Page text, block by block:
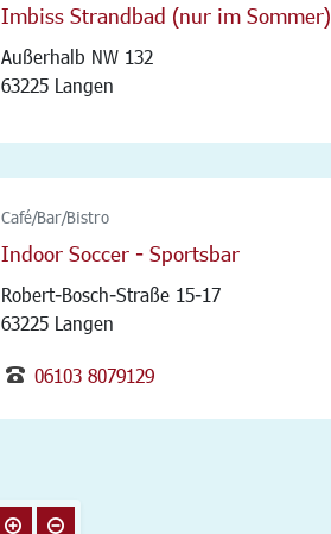
Imbiss Strandbad (nur im Sommer)
Außerhalb NW 132
63225 Langen
Café/Bar/Bistro
Indoor Soccer - Sportsbar
Robert-Bosch-Straße 15-17
63225 Langen
06103 8079129